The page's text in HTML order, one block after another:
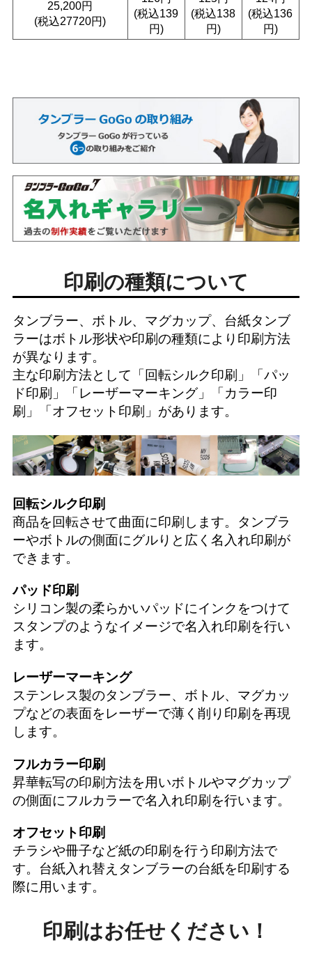
25,200円
(税込27720円)
(税込139
円)
(税込138
円)
(税込136
円)
印刷の種類について
タンブラー、ボトル、マグカップ、台紙タンブ
ラーはボトル形状や印刷の種類により印刷方法
が異なります。
主な印刷方法として「 回転シルク印刷 」「 パッ
ド印刷 」「 レーザーマーキング」「 カラー印
刷 」「 オフセット印刷 」があります。
回転シルク印刷
商品を回転させて曲面に印刷します。タンブラ
ーやボトルの側面にグルりと広く名入れ印刷が
できます。
パッド印刷
シリコン製の柔らかいパッドにインクをつけて
スタンプのようなイメージで名入れ印刷を行い
ます。
レーザーマーキング
ステンレス製のタンブラー、ボトル、マグカッ
プなどの表面をレーザーで薄く削り印刷を再現
します。
フルカラー印刷
昇華転写の印刷方法を用いボトルやマグカップ
の側面にフルカラーで名入れ印刷を行います。
オフセット印刷
チラシや冊子など紙の印刷を行う印刷方法で
す。台紙入れ替えタンブラーの台紙を印刷する
際に用います。
印刷はお任せください！